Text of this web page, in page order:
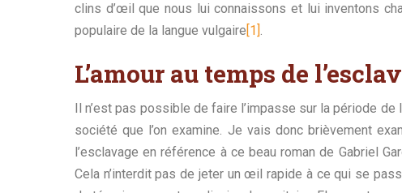
clins d’œil que nous lui connaissons et lui inventons
populaire de la langue vulgaire[1].
L’amour au temps de
Il n’est pas possible de faire l’impasse sur la période
société que l’on examine. Je vais donc brièvement
l’esclavage en référence à ce beau roman de Gabriel
Cela n’interdit pas de jeter un œil rapide à ce qui se